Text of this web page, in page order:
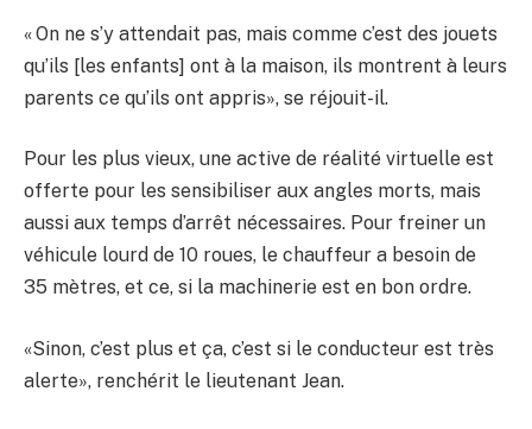
« On ne s’y attendait pas, mais comme c’est des jouets
qu’ils [les enfants] ont à la maison, ils montrent à leurs
parents ce qu’ils ont appris», se réjouit-il.
Pour les plus vieux, une active de réalité virtuelle est
offerte pour les sensibiliser aux angles morts, mais
aussi aux temps d’arrêt nécessaires. Pour freiner un
véhicule lourd de 10 roues, le chauffeur a besoin de
35 mètres, et ce, si la machinerie est en bon ordre.
«Sinon, c’est plus et ça, c’est si le conducteur est très
alerte», renchérit le lieutenant Jean.